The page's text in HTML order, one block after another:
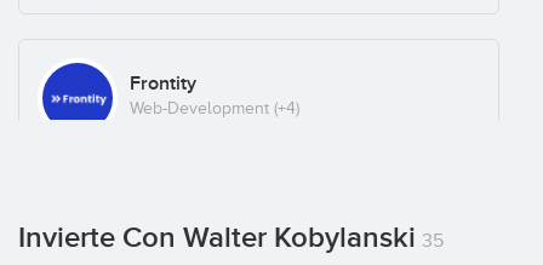
Frontity
Web-Development (+4)
Gigas
Enterprise
Invierte Con Walter Kobylanski 35